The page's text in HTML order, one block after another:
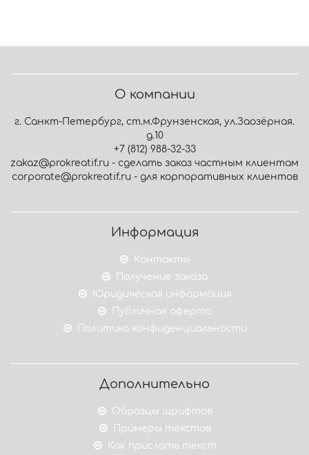
О компании
г. Санкт-Петербург, ст.м.Фрунзенская, ул.Заозёрная.
д.10
+7 (812) 988-32-33
zakaz@prokreatif.ru - сделать заказ частным клиентам
corporate@prokreatif.ru - для корпоративных клиентов
Информация
Контакты
Получение заказа
Юридическая информация
Публичная оферта
Политика конфиденциальности
Дополнительно
Образцы шрифтов
Примеры текстов
Как прислать текст